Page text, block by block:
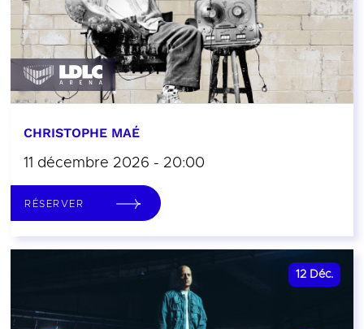
CHRISTOPHE MAÉ
11 décembre 2026 - 20:00
RÉSERVER
12 Déc.